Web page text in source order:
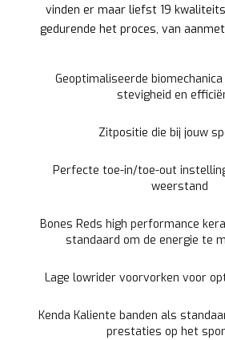
vinden er maar liefst 19
gedurende het proces, van
Geoptimaliseerde
stevigheid en
Zitpositie die bij jouw
Perfecte toe-in/toe-out
weerstand
Bones Reds high performance
standaard om de energie te
Lage lowrider voorvorken voor
Kenda Kaliente banden als
prestaties op het